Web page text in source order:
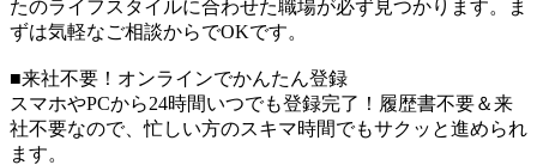
たのライフスタイルに合わせた職場が必ず見つかります。ま
ずは気軽なご相談からでOKです。
■来社不要！オンラインでかんたん登録
スマホやPCから24時間いつでも登録完了！履歴書不要＆来
社不要なので、忙しい方のスキマ時間でもサクッと進められ
ます。